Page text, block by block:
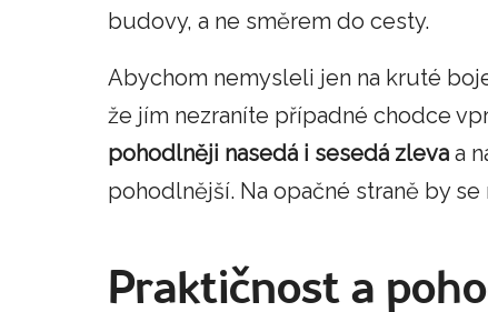
budovy, a ne směrem do cesty.
Abychom nemysleli jen na kruté
že jím nezraníte případné chodce
pohodlněji nasedá i sesedá zleva a
pohodlnější. Na opačné straně by
Praktičnost a